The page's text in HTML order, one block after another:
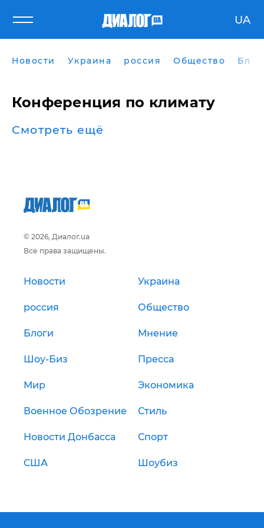
UA
Новости Украина россия Общество
Конференция по климату
Смотреть ещё
© 2026, Диалог.ua
Все права защищены.
Новости Украина
россия Общество
Блоги Мнение
Шоу-Биз Пресса
Мир Экономика
Военное Обозрение Стиль
Новости Донбасса Спорт
США Шоубиз